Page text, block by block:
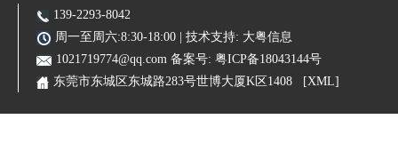
139-2293-8042
周一至周六:8:30-18:00 | 技术支持: 大粤信息
1021719774@qq.com 备案号: 粤ICP备18043144号
东莞市东城区东城路283号世博大厦K区1408
[XML]